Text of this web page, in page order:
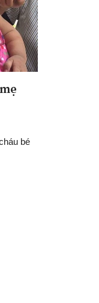
tin tức mới
bé